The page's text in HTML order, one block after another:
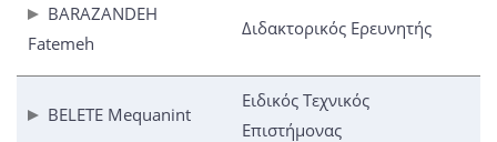
BARAZANDEH
Fatemeh
Διδακτορικός Ερευνητής
BELETE Mequanint
Ειδικός Τεχνικός
Επιστήμονας